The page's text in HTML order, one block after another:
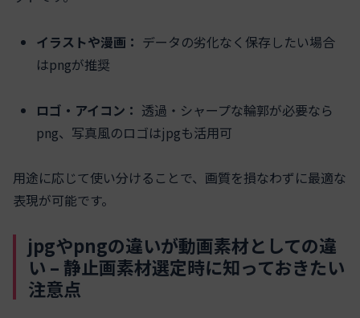
イラストや漫画： データの劣化なく保存したい場合
はpngが推奨
ロゴ・アイコン： 透過・シャープな輪郭が必要なら
png、写真風のロゴはjpgも活用可
用途に応じて使い分けることで、画質を損なわずに最適な
表現が可能です。
jpgやpngの違いが動画素材としての違
い – 静止画素材選定時に知っておきたい
注意点